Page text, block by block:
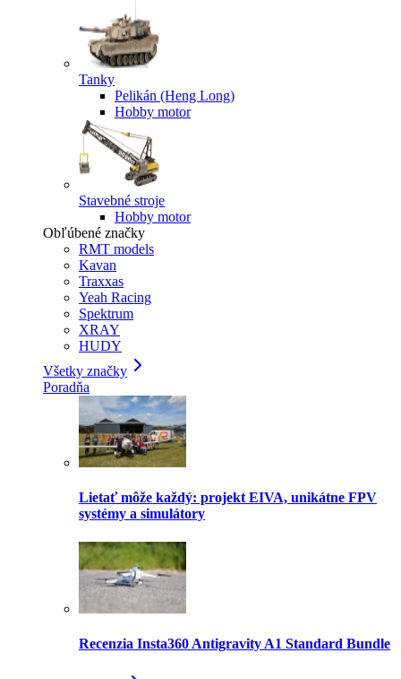
Tanky
Pelikán (Heng Long)
Hobby motor
Stavebné stroje
Hobby motor
Obľúbené značky
RMT models
Kavan
Traxxas
Yeah Racing
Spektrum
XRAY
HUDY
Všetky značky
Poradňa
Lietať môže každý: projekt EIVA, unikátne FPV
systémy a simulátory
Recenzia Insta360 Antigravity A1 Standard Bundle